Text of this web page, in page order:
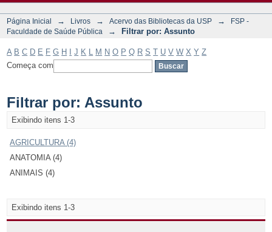
Página Inicial → Livros → Acervo das Bibliotecas da USP →
FSP -
Faculdade de Saúde Pública
→ Filtrar por: Assunto
A B C D E F G H J K M N O P Q R S T U V W X Y Z
Começa com
Filtrar por: Assunto
Exibindo itens 1-3
AGRICULTURA (4)
ANATOMIA (4)
ANIMAIS (4)
Exibindo itens 1-3